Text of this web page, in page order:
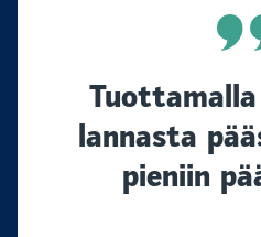
lannasta
pieniin